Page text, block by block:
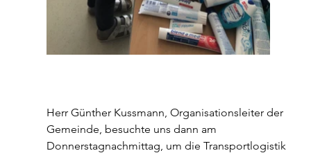
Herr Günther Kussmann, Organisationsleiter der
Gemeinde, besuchte uns dann am
Donnerstagnachmittag, um die Transportlogistik